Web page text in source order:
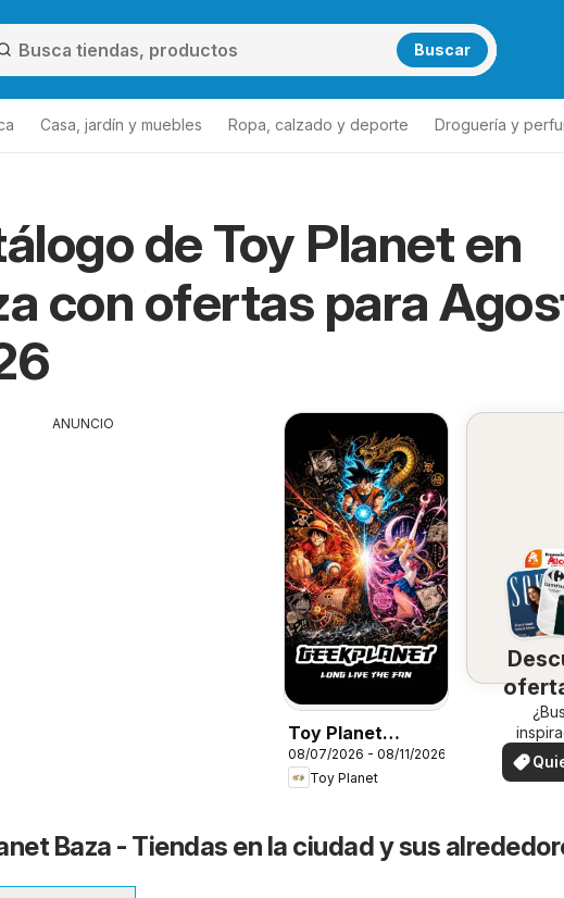
Buscar
Casa, jardín y muebles Ropa, calzado y deporte Droguería y
de Toy Planet en
con ofertas para
ANUNCIO
Toy Planet
Catálogo de Geek
Fan
08/07/2026 - 08/11/2026
Toy Planet
su
¡Vea
en su
ver
Baza - Tiendas en la ciudad y sus